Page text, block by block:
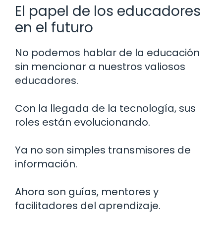
El papel de los educadores
en el futuro
No podemos hablar de la educación
sin mencionar a nuestros valiosos
educadores.
Con la llegada de la tecnología, sus
roles están evolucionando.
Ya no son simples transmisores de
información.
Ahora son guías, mentores y
facilitadores del aprendizaje.